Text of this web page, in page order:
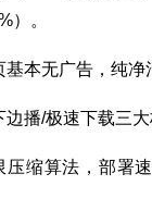
）。
本无广告，纯净
播/极速下载三大
缩算法，部署